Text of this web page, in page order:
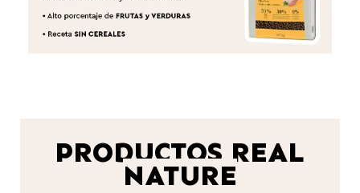
PRODUCTOS REAL
NATURE